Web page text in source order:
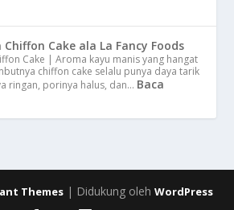
Chiffon Cake ala La Fancy Foods
Cake | Aroma kayu manis yang hangat
chiffon cake selalu punya daya tarik
ringan, porinya halus, dan… Baca
Themes | Didukung oleh WordPress